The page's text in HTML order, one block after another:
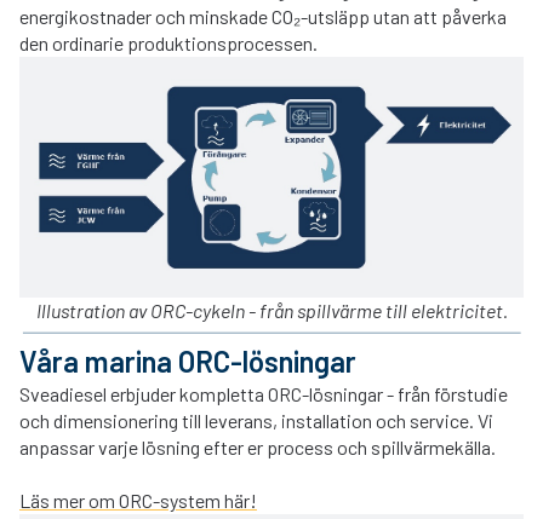
energikostnader och minskade CO₂-utsläpp utan att påverka
den ordinarie produktionsprocessen.
Illustration av ORC-cykeln - från spillvärme till elektricitet.
Våra marina ORC-lösningar
Sveadiesel erbjuder kompletta ORC-lösningar - från förstudie
och dimensionering till leverans, installation och service. Vi
anpassar varje lösning efter er process och spillvärmekälla.
Läs mer om ORC-system här!